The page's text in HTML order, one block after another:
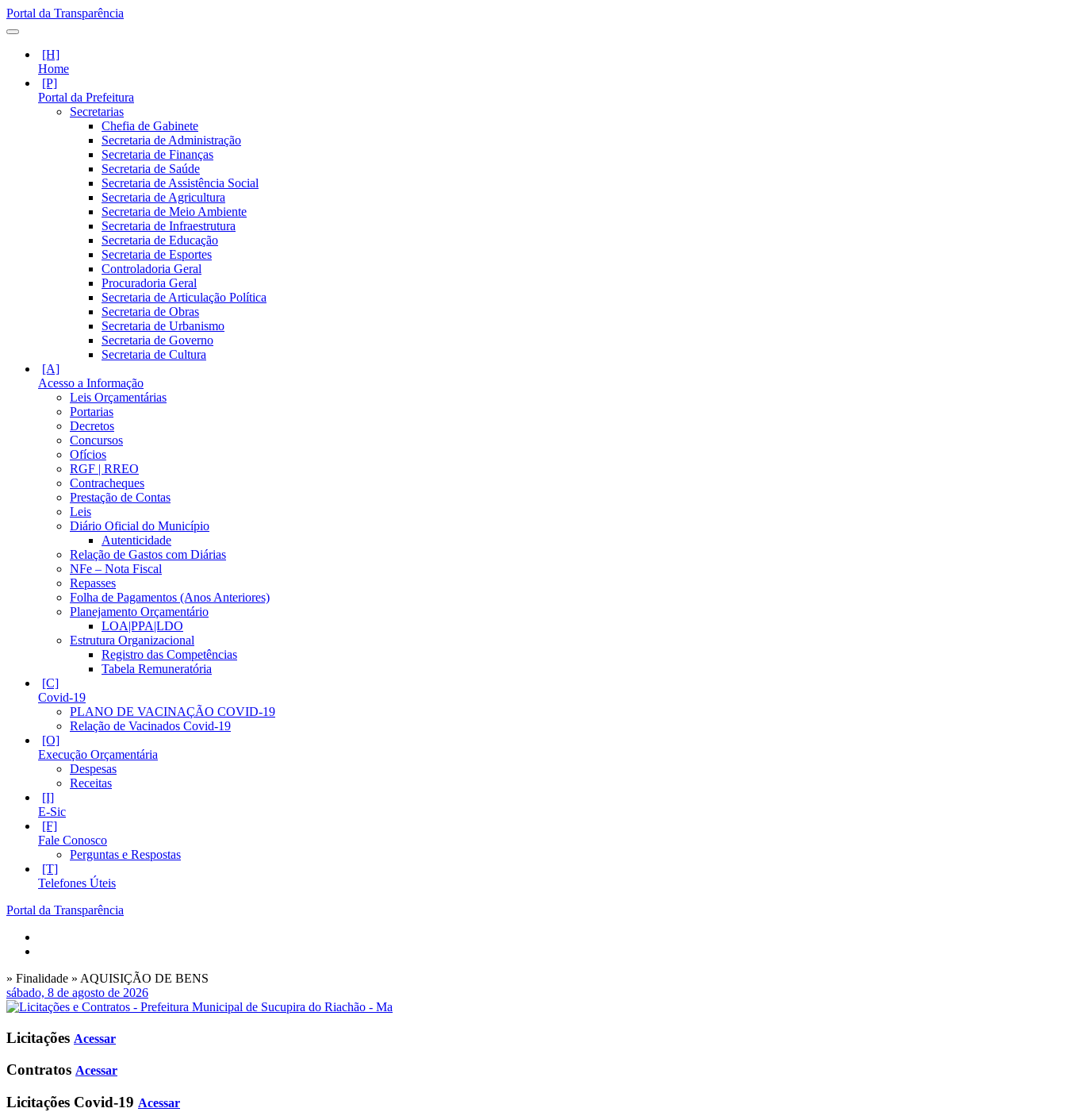
Portal da Transparência
Home
Portal da Prefeitura
Secretarias
Chefia de Gabinete
Secretaria de Administração
Secretaria de Finanças
Secretaria de Saúde
Secretaria de Assistência Social
Secretaria de Agricultura
Secretaria de Meio Ambiente
Secretaria de Infraestrutura
Secretaria de Educação
Secretaria de Esportes
Controladoria Geral
Procuradoria Geral
Secretaria de Articulação Política
Secretaria de Obras
Secretaria de Urbanismo
Secretaria de Governo
Secretaria de Cultura
Acesso a Informação
Leis Orçamentárias
Portarias
Decretos
Concursos
Ofícios
RGF | RREO
Contracheques
Prestação de Contas
Leis
Diário Oficial do Município
Autenticidade
Relação de Gastos com Diárias
NFe – Nota Fiscal
Repasses
Folha de Pagamentos (Anos Anteriores)
Planejamento Orçamentário
LOA|PPA|LDO
Estrutura Organizacional
Registro das Competências
Tabela Remuneratória
Covid-19
PLANO DE VACINAÇÃO COVID-19
Relação de Vacinados Covid-19
Execução Orçamentária
Despesas
Receitas
E-Sic
Fale Conosco
Perguntas e Respostas
Telefones Úteis
Portal da Transparência
» Finalidade » AQUISIÇÃO DE BENS
sábado, 8 de agosto de 2026
Licitações Acessar
Contratos Acessar
Licitações Covid-19 Acessar